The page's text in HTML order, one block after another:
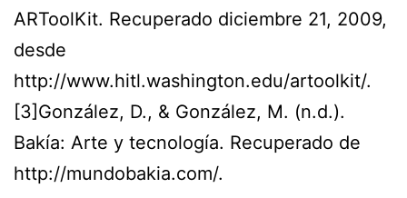
ARToolKit. Recuperado diciembre 21, 2009,
desde
http://www.hitl.washington.edu/artoolkit/.
[3]González, D., & González, M. (n.d.).
Bakía: Arte y tecnología. Recuperado de
http://mundobakia.com/.